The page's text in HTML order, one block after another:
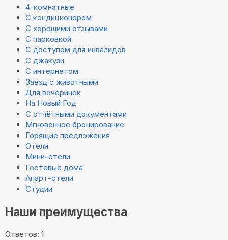
4-комнатные
С кондиционером
С хорошими отзывами
С парковкой
С доступом для инвалидов
С джакузи
С интернетом
Заезд с животными
Для вечеринок
На Новый Год
С отчётными документами
Мгновенное бронирование
Горящие предложения
Отели
Мини-отели
Гостевые дома
Апарт-отели
Студии
Наши преимущества
Ответов: 1